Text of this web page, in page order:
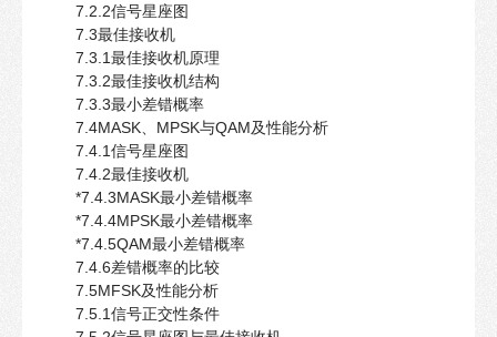
7.2.2信号星座图
7.3最佳接收机
7.3.1最佳接收机原理
7.3.2最佳接收机结构
7.3.3最小差错概率
7.4MASK、MPSK与QAM及性能分析
7.4.1信号星座图
7.4.2最佳接收机
*7.4.3MASK最小差错概率
*7.4.4MPSK最小差错概率
*7.4.5QAM最小差错概率
7.4.6差错概率的比较
7.5MFSK及性能分析
7.5.1信号正交性条件